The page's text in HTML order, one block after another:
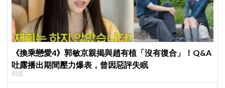
《換乘戀愛4》郭敏京親揭與趙有植「沒有復合」！Q&A
吐露播出期間壓力爆表，曾因惡評失眠
明星